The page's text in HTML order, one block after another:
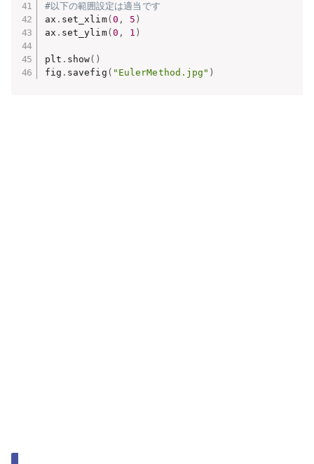
#以下の範囲設定は適当です
ax . set_xlim( 0 , 5 )
ax . set_ylim( 0 , 1 )
plt . show( )
fig . savefig ( "EulerMethod.jpg" )